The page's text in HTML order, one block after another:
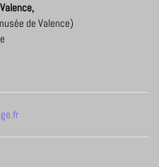
de Valence)